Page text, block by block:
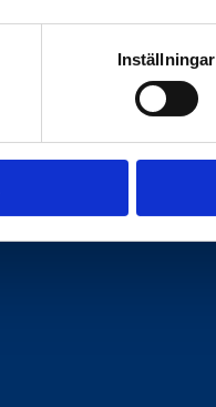
Inställningar